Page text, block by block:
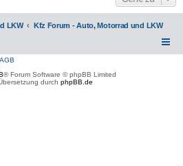
LKW Kfz Forum - Auto, Motorrad und LKW
AGB
® Forum Software © phpBB Limited
durch phpBB.de